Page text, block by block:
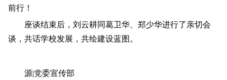
前行！
座谈结束后，刘云耕同葛卫华、郑少华进行了亲切会
谈，共话学校发展，共绘建设蓝图。
源|党委宣传部